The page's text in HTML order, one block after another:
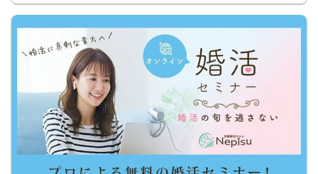
●異性とのコミュニケーションのポイントが理解できる
●好きになった女性との関係を続けられるようになる
まずは、異性が求めていることを理解し、
それを提供できる自分自身に変化していくことにより、
はじめて自分が好きな異性が自分を好きになってくれるようになり、
恋愛婚活が上手くいくようになります。
改善
異性が求めていることを理解し、
それを自然に伝えられる自分に変わることで、
好きな女性から選ばれるようになります。
婚活戦略セミナーでは、恋愛や婚活で悩む男性が
短期間で変化と成果を実感できる方法をお伝えします。
・セミナー中はカメラをオン（お顔を出して）での受講をお願いします。